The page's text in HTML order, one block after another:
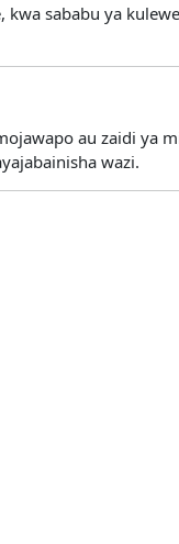
sababu ya
au zaidi ya
wazi.